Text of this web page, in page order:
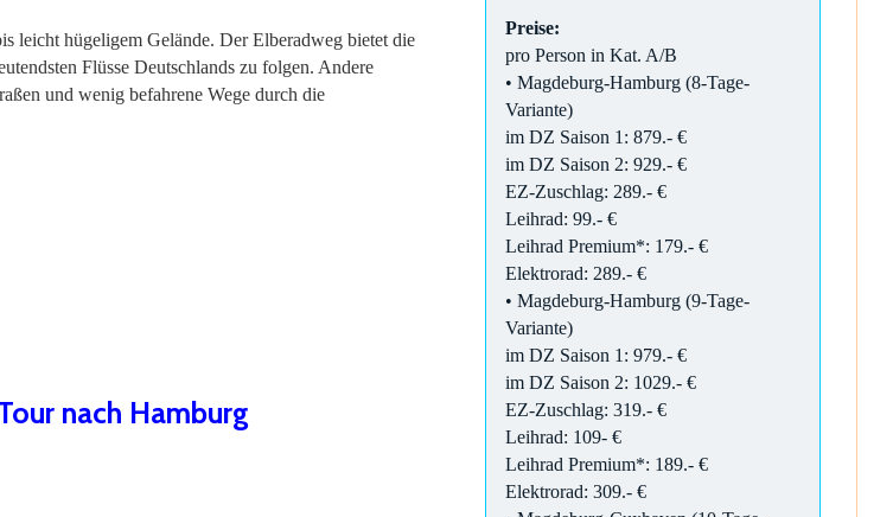
leicht hügeligem Gelände. Der Elberadweg bietet die
Flüsse Deutschlands zu folgen. Andere
und wenig befahrene Wege durch die
nach Hamburg
Preise:
pro Person in Kat. A/B
• Magdeburg-Hamburg (8-Tage-
Variante)
im DZ Saison 1: 879.- €
im DZ Saison 2: 929.- €
EZ-Zuschlag: 289.- €
Leihrad: 99.- €
Leihrad Premium*: 179.- €
Elektrorad: 289.- €
• Magdeburg-Hamburg (9-Tage-
Variante)
im DZ Saison 1: 979.- €
im DZ Saison 2: 1029.- €
EZ-Zuschlag: 319.- €
Leihrad: 109- €
Leihrad Premium*: 189.- €
Elektrorad: 309.- €